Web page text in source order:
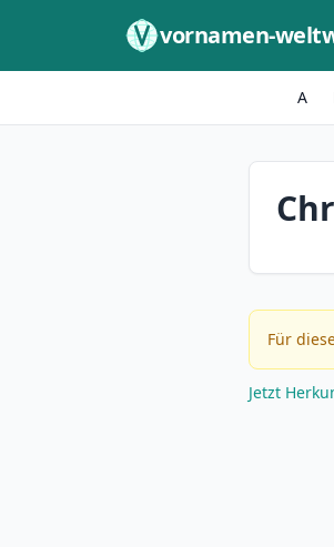
vornamen-
A
Für
Jetzt